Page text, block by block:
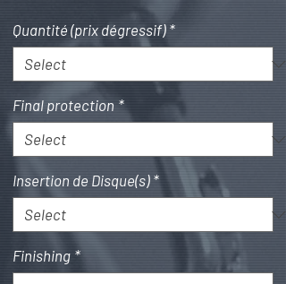
Quantité (prix dégressif) *
Final protection *
Insertion de Disque(s) *
Finishing *